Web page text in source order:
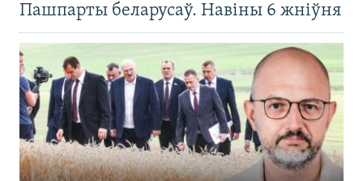
Пашпарты беларусаў. Навіны 6 жніўня